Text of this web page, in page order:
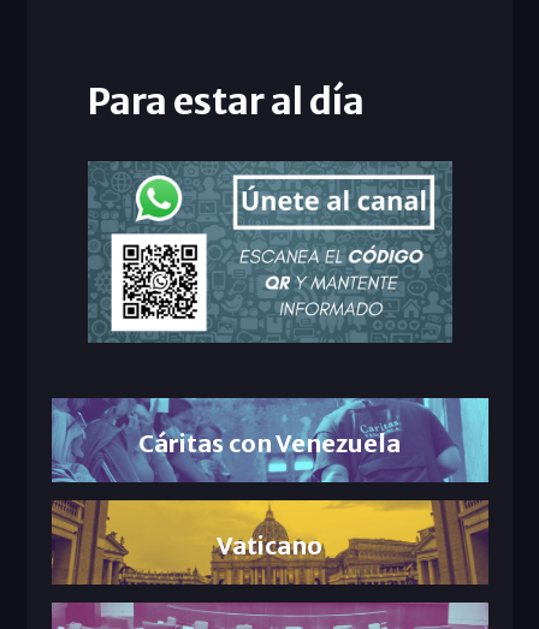
Para estar al día
Cáritas con Venezuela
Vaticano